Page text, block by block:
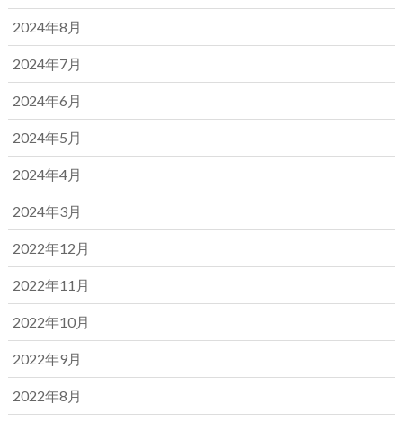
2024年8月
2024年7月
2024年6月
2024年5月
2024年4月
2024年3月
2022年12月
2022年11月
2022年10月
2022年9月
2022年8月